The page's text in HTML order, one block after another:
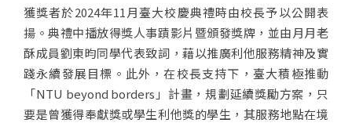
獲獎者於2024年11月臺大校慶典禮時由校長予以公開表
揚。典禮中播放得獎人事蹟影片暨頒發獎牌，並由月月老
酥成員劉東昀同學代表致詞，藉以推廣利他服務精神及實
踐永續發展目標。此外，在校長支持下，臺大積極推動
「NTU beyond borders」計畫，規劃延續獎勵方案，只
要是曾獲得奉獻獎或學生利他獎的學生，其服務地點在境